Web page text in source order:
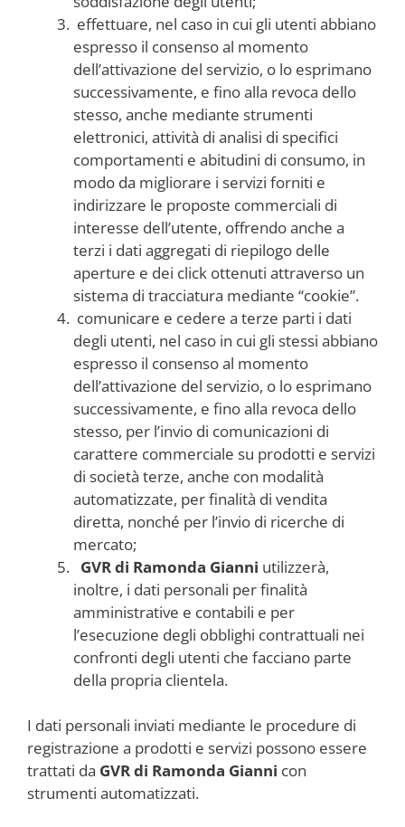
effettuare, nel caso in cui gli utenti abbiano
espresso il consenso al momento
dell’attivazione del servizio, o lo esprimano
successivamente, e fino alla revoca dello
stesso, anche mediante strumenti
elettronici, attività di analisi di specifici
comportamenti e abitudini di consumo, in
modo da migliorare i servizi forniti e
indirizzare le proposte commerciali di
interesse dell’utente, offrendo anche a
terzi i dati aggregati di riepilogo delle
aperture e dei click ottenuti attraverso un
sistema di tracciatura mediante “cookie”.
comunicare e cedere a terze parti i dati
degli utenti, nel caso in cui gli stessi abbiano
espresso il consenso al momento
dell’attivazione del servizio, o lo esprimano
successivamente, e fino alla revoca dello
stesso, per l’invio di comunicazioni di
carattere commerciale su prodotti e servizi
di società terze, anche con modalità
automatizzate, per finalità di vendita
diretta, nonché per l’invio di ricerche di
mercato;
GVR di Ramonda Gianni utilizzerà,
inoltre, i dati personali per finalità
amministrative e contabili e per
l’esecuzione degli obblighi contrattuali nei
confronti degli utenti che facciano parte
della propria clientela.
I dati personali inviati mediante le procedure di
registrazione a prodotti e servizi possono essere
trattati da GVR di Ramonda Gianni con
strumenti automatizzati.